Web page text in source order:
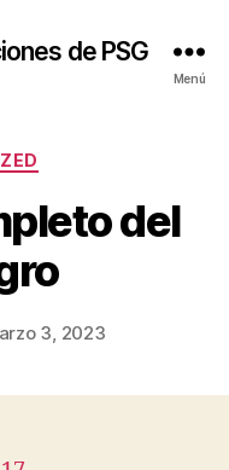
de PSG
Menú
del
3, 2023